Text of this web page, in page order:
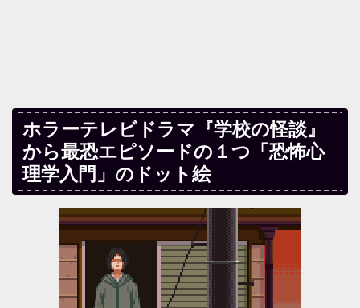
ホラーテレビドラマ『学校の怪談』
から最恐エピソードの１つ「恐怖心
理学入門」のドット絵